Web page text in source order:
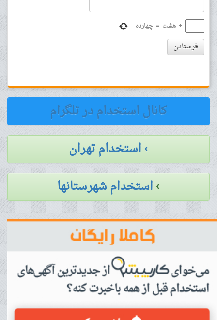
+ هشت = چهارده
فرستادن
کانال استخدام در تلگرام
› استخدام تهران
›استخدام شهرستانها